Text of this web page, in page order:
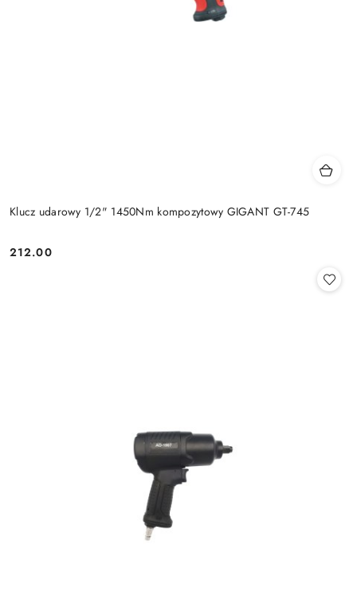
Klucz udarowy 1/2" 1450Nm kompozytowy GIGANT GT-745
Cena:
212.00